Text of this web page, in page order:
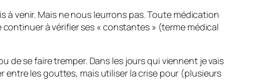
venir. Mais ne nous leurrons pas. Toute médication
à vérifier ses « constantes » (terme médical
de se faire tremper. Dans les jours qui viennent je vais
entre les gouttes, mais utiliser la crise pour (plusieurs